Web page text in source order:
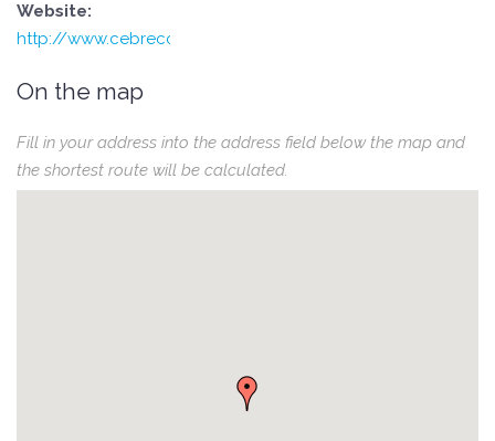
Website:
http://www.cebrecos.es
On the map
Fill in your address into the address field below the map and
the shortest route will be calculated.